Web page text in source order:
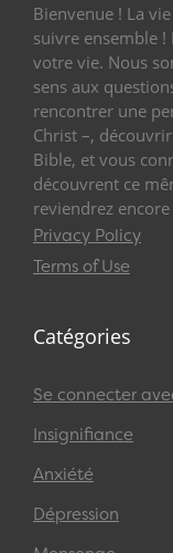
Bienvenue ! La
suivre ensemble
votre vie. Nous
sens aux
rencontrer une
Christ –,
Bible, et vous
découvrent ce
reviendrez
Privacy Policy
Terms of Use
Catégories
Se connecter
Insignifiance
Anxiété
Dépression